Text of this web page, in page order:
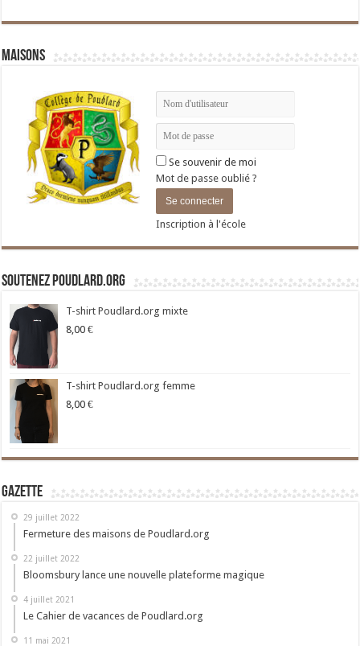
Maisons
Se souvenir de moi
Mot de passe oublié ?
Inscription à l'école
Soutenez Poudlard.org
T-shirt Poudlard.org mixte
8,00 €
T-shirt Poudlard.org femme
8,00 €
Gazette
29 juillet 2022
Fermeture des maisons de Poudlard.org
22 juillet 2022
Bloomsbury lance une nouvelle plateforme magique
4 juillet 2021
Le Cahier de vacances de Poudlard.org
11 mai 2021